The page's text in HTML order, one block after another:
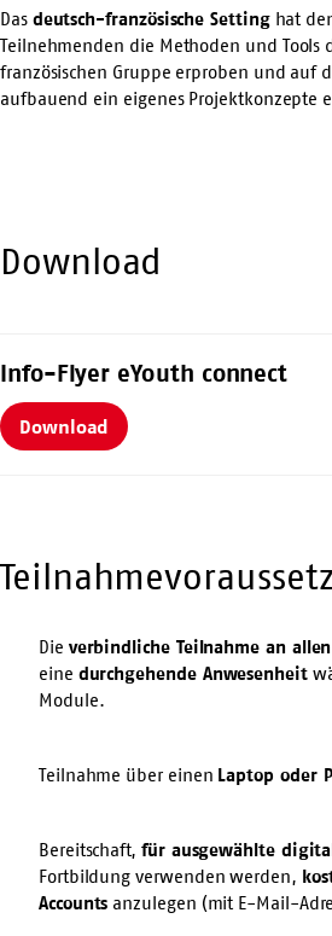
Das deutsch-französische Settinghat
Teilnehmenden die Methoden und Tools
französischen Gruppe erproben und auf
aufbauend ein eigenes Projektkonzepte
Download
Info-Flyer eYouth connect
Download
Die verbindliche Teilnahme an
eine durchgehende Anwesenheit
Module.
Teilnahme über einen Laptop oder
Bereitschaft, für ausgewählte
Fortbildung verwenden werden,
Accounts anzulegen (mit E-Mail-